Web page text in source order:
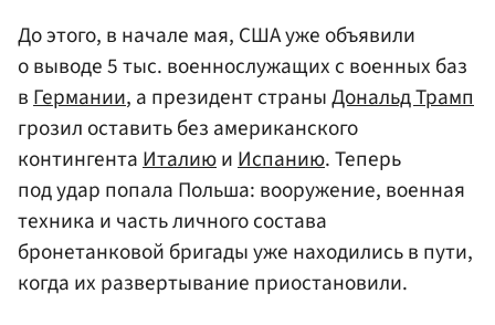
До этого, в начале мая, США уже объявили
о выводе 5 тыс. военнослужащих с военных баз
вГермании, а президент страныДональд Трамп
грозил оставить без американского
контингентаИталиюиИспанию. Теперь
под удар попала Польша: вооружение, военная
техника и часть личного состава
бронетанковой бригады уже находились в пути,
когда их развертывание приостановили.